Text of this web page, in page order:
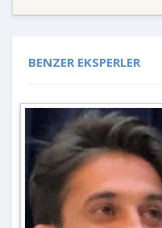
BENZER EKSPERLER